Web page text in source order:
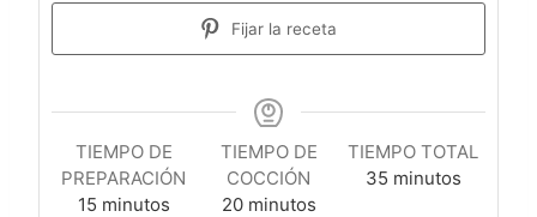
Fijar la receta
TIEMPO DE
PREPARACIÓN
15minutos
minutos
TIEMPO DE
COCCIÓN
20minutos
minutos
TIEMPO TOTAL
35minutos
minutos